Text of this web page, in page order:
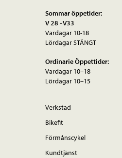
Sommar öppetider:
V 28 - V33
Vardagar 10-18
Lördagar STÄNGT
Ordinarie Öppettider:
Vardagar 10–18
Lördagar 10–15
Verkstad
Bikefit
Förmånscykel
Kundtjänst